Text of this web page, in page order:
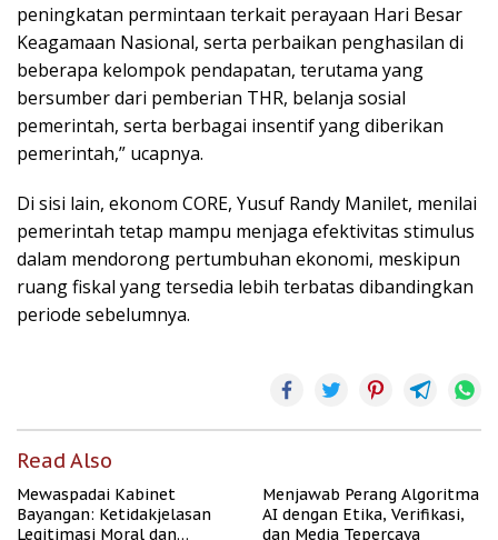
peningkatan permintaan terkait perayaan Hari Besar
Keagamaan Nasional, serta perbaikan penghasilan di
beberapa kelompok pendapatan, terutama yang
bersumber dari pemberian THR, belanja sosial
pemerintah, serta berbagai insentif yang diberikan
pemerintah,” ucapnya.
Di sisi lain, ekonom CORE, Yusuf Randy Manilet, menilai
pemerintah tetap mampu menjaga efektivitas stimulus
dalam mendorong pertumbuhan ekonomi, meskipun
ruang fiskal yang tersedia lebih terbatas dibandingkan
periode sebelumnya.
Read Also
Mewaspadai Kabinet
Bayangan: Ketidakjelasan
Legitimasi Moral dan
Menjawab Perang Algoritma
AI dengan Etika, Verifikasi,
dan Media Tepercaya